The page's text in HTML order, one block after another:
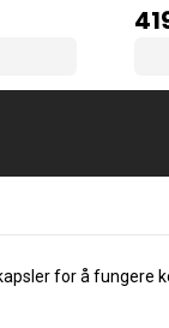
for å fungere